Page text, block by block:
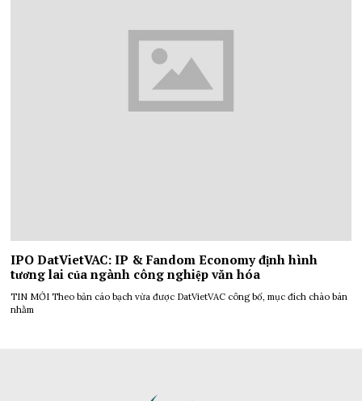
IPO DatVietVAC: IP & Fandom Economy định hình
tương lai của ngành công nghiệp văn hóa
TIN MỚI Theo bản cáo bạch vừa được DatVietVAC công bố, mục đích chào bán
nhằm